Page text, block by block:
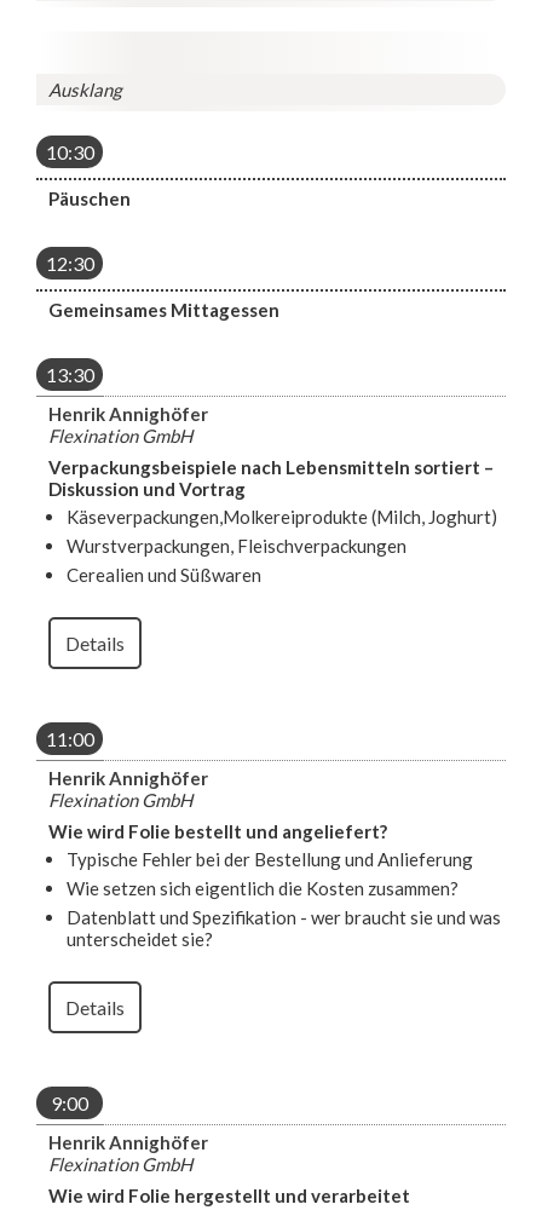
Ausklang
10:30
Päuschen
12:30
Gemeinsames Mittagessen
13:30
Henrik Annighöfer
Flexination GmbH
Verpackungsbeispiele nach Lebensmitteln sortiert –
Diskussion und Vortrag
Käseverpackungen,Molkereiprodukte (Milch, Joghurt)
Wurstverpackungen, Fleischverpackungen
Cerealien und Süßwaren
Details
11:00
Henrik Annighöfer
Flexination GmbH
Wie wird Folie bestellt und angeliefert?
Typische Fehler bei der Bestellung und Anlieferung
Wie setzen sich eigentlich die Kosten zusammen?
Datenblatt und Spezifikation - wer braucht sie und was
unterscheidet sie?
Details
9:00
Henrik Annighöfer
Flexination GmbH
Wie wird Folie hergestellt und verarbeitet